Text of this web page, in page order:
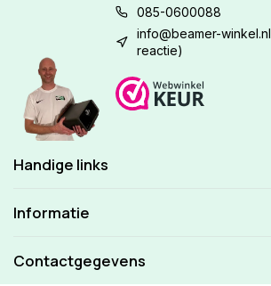
085-0600088
info@beamer-winkel.nl
reactie)
Handige links
Informatie
Contactgegevens